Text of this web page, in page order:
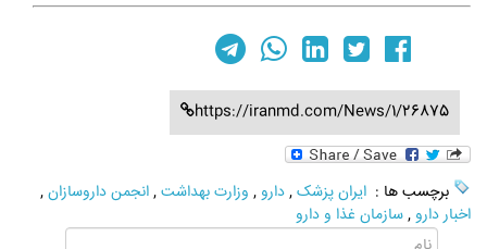
https://iranmd.com/News/1/26875
برچسب ها : ایران پزشک,دارو , وزارت بهداشت,انجمن داروسازان,
اخبار دارو ,سازمان غذا و دارو